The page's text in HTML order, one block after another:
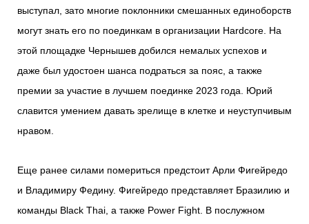
выступал, зато многие поклонники смешанных единоборств
могут знать его по поединкам в организации Hardcore. На
этой площадке Чернышев добился немалых успехов и
даже был удостоен шанса подраться за пояс, а также
премии за участие в лучшем поединке 2023 года. Юрий
славится умением давать зрелище в клетке и неуступчивым
нравом.
Еще ранее силами помериться предстоит Арли Фигейредо
и Владимиру Федину. Фигейредо представляет Бразилию и
команды Black Thai, а также Power Fight. В послужном